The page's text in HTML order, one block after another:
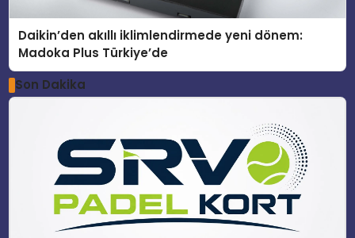
Daikin’den akıllı iklimlendirmede yeni dönem:
Madoka Plus Türkiye’de
Son Dakika